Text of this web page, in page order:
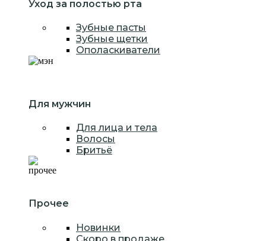
Уход за полостью рта
Зубные пасты
Зубные щетки
Ополаскиватели
Для мужчин
Для лица и тела
Волосы
Бритьё
Прочее
Новинки
Скоро в продаже